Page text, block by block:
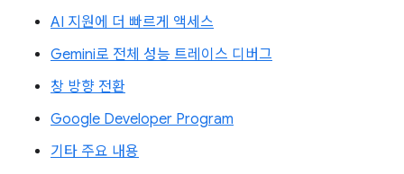
AI 지원에 더 빠르게 액세스
Gemini로 전체 성능 트레이스 디버그
창 방향 전환
Google Developer Program
기타 주요 내용